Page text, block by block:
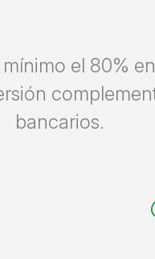
el 80%
bancarios.